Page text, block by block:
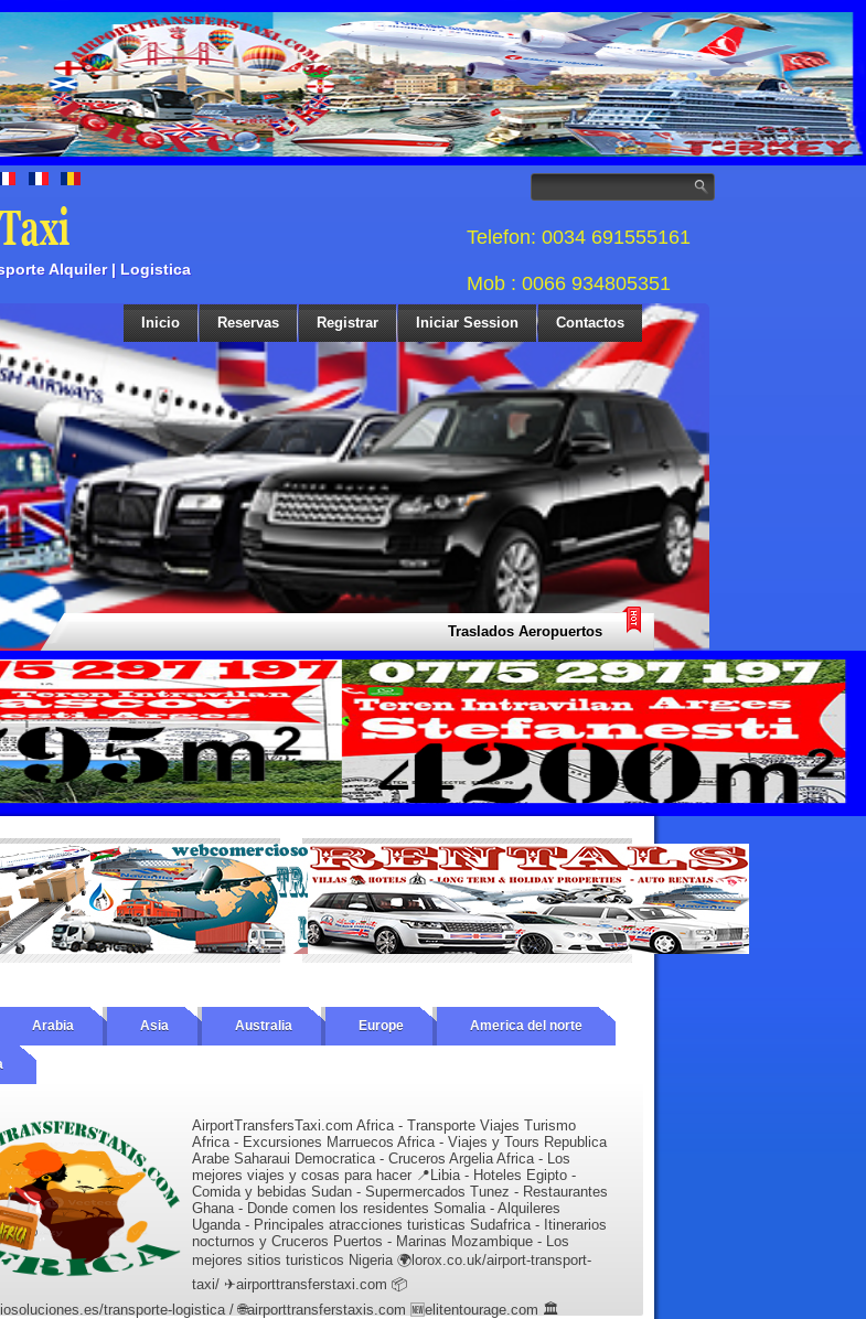
Telefon: 0034 691555161
Mob : 0066 934805351
Traslados Aeropuertos Taxi - Su experto local para todo tipo
Alquiler | Logistica
Inicio Reservas Registrar Iniciar Session Contactos
Arabia Asia Australia Europe America del norte
AirportTransfersTaxi.com Africa - Transporte Viajes Turismo
Africa - Excursiones Marruecos Africa - Viajes y Tours Republica
Arabe Saharaui Democratica - Cruceros Argelia Africa - Los
mejores viajes y cosas para hacer 📍Libia - Hoteles Egipto -
Comida y bebidas Sudan - Supermercados Tunez - Restaurantes
Ghana - Donde comen los residentes Somalia - Alquileres
Uganda - Principales atracciones turisticas Sudafrica - Itinerarios
nocturnos y Cruceros Puertos - Marinas Mozambique - Los
mejores sitios turisticos Nigeria 🌍lorox.co.uk/airport-transport-
taxi/ ✈airporttransferstaxi.com 📦
transporte-logistica / 🌐airporttransferstaxis.com 🆕elitentourage.com 🏛️